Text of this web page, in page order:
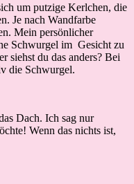
um putzige Kerlchen, die
Je nach Wandfarbe
Mein persönlicher
Schwurgel im Gesicht zu
siehst du das anders? Bei
die Schwurgel.
Dach. Ich sag nur
Wenn das nichts ist,